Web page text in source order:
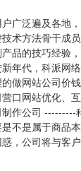
广泛遍及各地
术方法骨干成
品的技巧经验
年代，科派网
做网站公司价
口网站优化、
作公司 ---------
不是属于商品
，公司将与客